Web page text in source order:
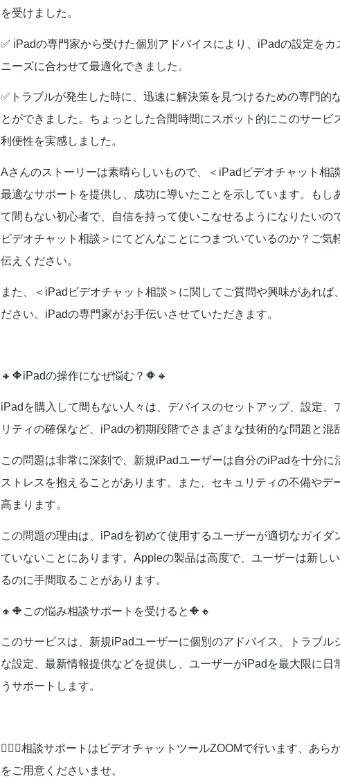
を受けました。
✅ iPadの専門家から受けた個別アドバイスにより、iPadの設定を
ニーズに合わせて最適化できました。
✅トラブルが発生した時に、迅速に解決策を見つけるための専門的
とができました。ちょっとした合間時間にスポット的にこのサービ
利便性を実感しました。
Aさんのストーリーは素晴らしいもので、＜iPadビデオチャット相
最適なサポートを提供し、成功に導いたことを示しています。もし
て間もない初心者で、自信を持って使いこなせるようになりたいの
ビデオチャット相談＞にてどんなことにつまづいているのか？ご気
伝えください。
また、＜iPadビデオチャット相談＞に関してご質問や興味があれば
ださい。iPadの専門家がお手伝いさせていただきます。
🔸🔶iPadの操作になぜ悩む？🔶🔸
iPadを購入して間もない人々は、デバイスのセットアップ、設定、
リティの確保など、iPadの初期段階でさまざまな技術的な問題と混
この問題は非常に深刻で、新規iPadユーザーは自分のiPadを十分に
ストレスを抱えることがあります。また、セキュリティの不備やデ
高まります。
この問題の理由は、iPadを初めて使用するユーザーが適切なガイダ
ていないことにあります。Appleの製品は高度で、ユーザーは新し
るのに手間取ることがあります。
🔸🔶この悩み相談サポートを受けると🔶🔸
このサービスは、新規iPadユーザーに個別のアドバイス、トラブル
な設定、最新情報提供などを提供し、ユーザーがiPadを最大限に日
うサポートします。
💁🏻‍♂️相談サポートはビデオチャットツールZOOMで行います、あら
をご用意くださいませ。